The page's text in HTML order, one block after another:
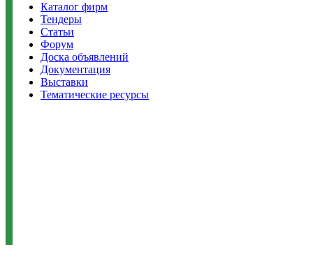
Каталог фирм
Тендеры
Статьи
Форум
Доска объявлений
Документация
Выставки
Тематические ресурсы